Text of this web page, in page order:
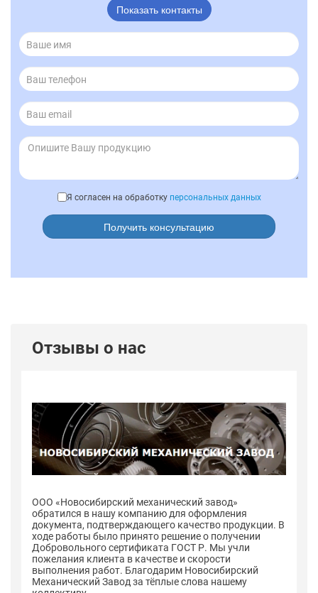
Показать контакты
Я согласен на обработку персональных данных
Получить консультацию
Отзывы о нас
ООО «Новосибирский механический завод»
обратился в нашу компанию для оформления
документа, подтверждающего качество продукции. В
ходе работы было принято решение о получении
Добровольного сертификата ГОСТ Р. Мы учли
пожелания клиента в качестве и скорости
выполнения работ. Благодарим Новосибирский
Механический Завод за тёплые слова нашему